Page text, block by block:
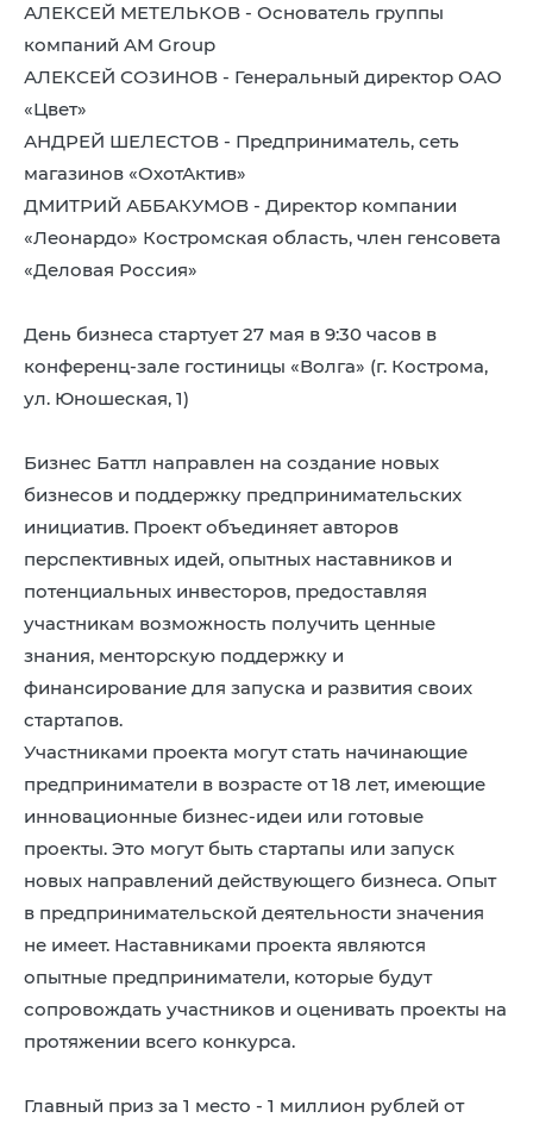
АЛЕКСЕЙ МЕТЕЛЬКОВ - Основатель группы
компаний AM Group
АЛЕКСЕЙ СОЗИНОВ - Генеральный директор ОАО
«Цвет»
АНДРЕЙ ШЕЛЕСТОВ - Предприниматель, сеть
магазинов «ОхотАктив»
ДМИТРИЙ АББАКУМОВ - Директор компании
«Леонардо» Костромская область, член генсовета
«Деловая Россия»
День бизнеса стартует 27 мая в 9:30 часов в
конференц-зале гостиницы «Волга» (г. Кострома,
ул. Юношеская, 1)
Бизнес Баттл направлен на создание новых
бизнесов и поддержку предпринимательских
инициатив. Проект объединяет авторов
перспективных идей, опытных наставников и
потенциальных инвесторов, предоставляя
участникам возможность получить ценные
знания, менторскую поддержку и
финансирование для запуска и развития своих
стартапов.
Участниками проекта могут стать начинающие
предприниматели в возрасте от 18 лет, имеющие
инновационные бизнес-идеи или готовые
проекты. Это могут быть стартапы или запуск
новых направлений действующего бизнеса. Опыт
в предпринимательской деятельности значения
не имеет. Наставниками проекта являются
опытные предприниматели, которые будут
сопровождать участников и оценивать проекты на
протяжении всего конкурса.
Главный приз за 1 место - 1 миллион рублей от